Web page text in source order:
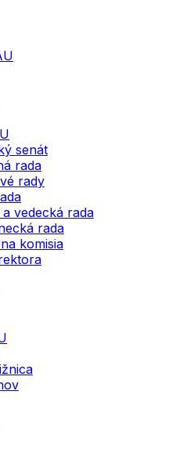
senát
rada
rady
vedecká rada
rada
komisia